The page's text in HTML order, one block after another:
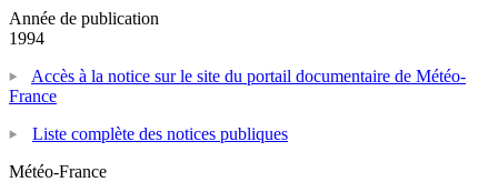
Année de publication
1994
Accès à la notice sur le site du portail documentaire de Météo-
France
Liste complète des notices publiques
Météo-France